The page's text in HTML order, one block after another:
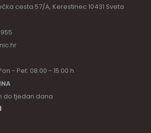
cesta 57/A, Kerestinec 10431 Sveta
- Pet: 08:00 - 15:00 h
do tjedan dana